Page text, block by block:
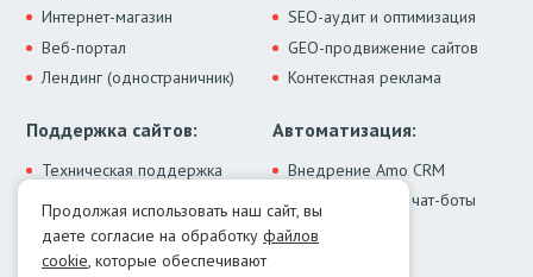
Интернет-магазин
Веб-портал
Лендинг (одностраничник)
SEO-аудит и оптимизация
GEO-продвижение сайтов
Контекстная реклама
Поддержка сайтов:
Техническая поддержка
Модернизация сайта
Лечение от вирусов
Автоматизация:
Внедрение Amo CRM
ИИ-ассистенты и чат-боты
Интеграции
Контакты:
Продолжая использовать наш сайт, вы
даете согласие на обработку файлов
cookie, которые обеспечивают